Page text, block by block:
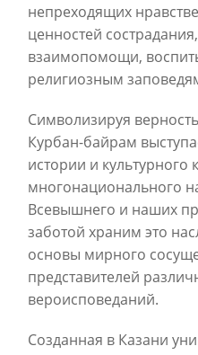
непреходящих
ценностей
взаимопомощи,
религиозным
Символизируя
Курбан-байрам
истории и культурного
многонационального
Всевышнего и наших
заботой храним это
основы мирного
представителей
вероисповеданий.
Созданная в Казани